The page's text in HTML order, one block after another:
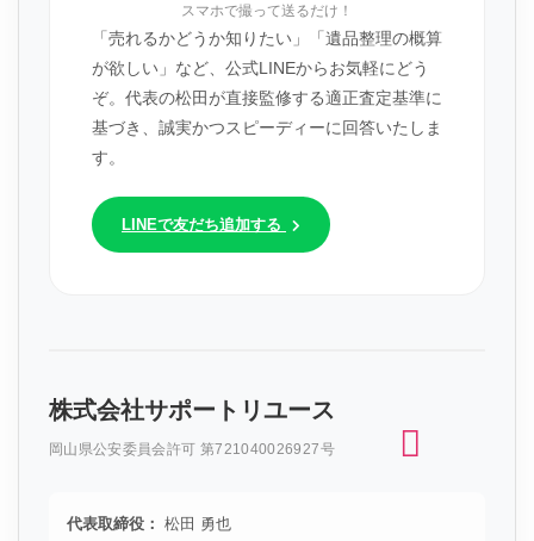
スマホで撮って送るだけ！
「売れるかどうか知りたい」「遺品整理の概算
が欲しい」など、公式LINEからお気軽にどう
ぞ。代表の松田が直接監修する適正査定基準に
基づき、誠実かつスピーディーに回答いたしま
す。
LINEで友だち追加する
株式会社サポートリユース
岡山県公安委員会許可 第721040026927号
代表取締役： 松田 勇也